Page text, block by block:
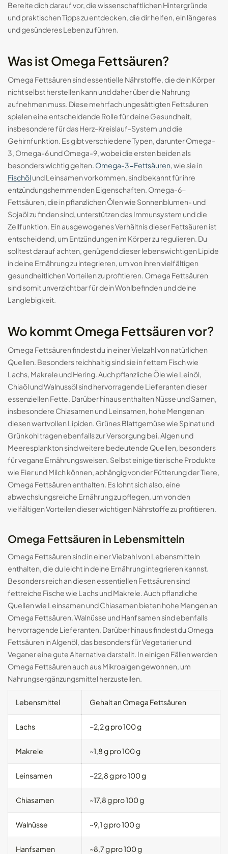
DE
Smart-Ringe: Die Zukunft des
tragbaren...
Bereite dich darauf vor, die wissenschaftlichen Hintergründe
und praktischen Tipps zu entdecken, die dir helfen, ein längeres
und gesünderes Leben zu führen.
Was ist Omega Fettsäuren?
Omega Fettsäuren sind essentielle Nährstoffe, die dein Körper
nicht selbst herstellen kann und daher über die Nahrung
aufnehmen muss. Diese mehrfach ungesättigten Fettsäuren
spielen eine entscheidende Rolle für deine Gesundheit,
insbesondere für das Herz-Kreislauf-System und die
Gehirnfunktion. Es gibt verschiedene Typen, darunter Omega-
3, Omega-6 und Omega-9, wobei die ersten beiden als
besonders wichtig gelten. Omega-3-Fettsäuren, wie sie in
Fischölund Leinsamen vorkommen, sind bekannt für ihre
entzündungshemmenden Eigenschaften. Omega-6-
Fettsäuren, die in pflanzlichen Ölen wie Sonnenblumen- und
Sojaöl zu finden sind, unterstützen das Immunsystem und die
Zellfunktion. Ein ausgewogenes Verhältnis dieser Fettsäuren ist
entscheidend, um Entzündungen im Körper zu regulieren. Du
solltest darauf achten, genügend dieser lebenswichtigen Lipide
in deine Ernährung zu integrieren, um von ihren vielfältigen
gesundheitlichen Vorteilen zu profitieren. Omega Fettsäuren
sind somit unverzichtbar für dein Wohlbefinden und deine
Langlebigkeit.
Wo kommt Omega Fettsäuren vor?
Omega Fettsäuren findest du in einer Vielzahl von natürlichen
Quellen. Besonders reichhaltig sind sie in fettem Fisch wie
Lachs, Makrele und Hering. Auch pflanzliche Öle wie Leinöl,
Chiaöl und Walnussöl sind hervorragende Lieferanten dieser
essenziellen Fette. Darüber hinaus enthalten Nüsse und Samen,
insbesondere Chiasamen und Leinsamen, hohe Mengen an
diesen wertvollen Lipiden. Grünes Blattgemüse wie Spinat und
Grünkohl tragen ebenfalls zur Versorgung bei. Algen und
Meeresplankton sind weitere bedeutende Quellen, besonders
für vegane Ernährungsweisen. Selbst einige tierische Produkte
wie Eier und Milch können, abhängig von der Fütterung der Tiere,
Omega Fettsäuren enthalten. Es lohnt sich also, eine
abwechslungsreiche Ernährung zu pflegen, um von den
vielfältigen Vorteilen dieser wichtigen Nährstoffe zu profitieren.
Omega Fettsäuren in Lebensmitteln
Omega Fettsäuren sind in einer Vielzahl von Lebensmitteln
enthalten, die du leicht in deine Ernährung integrieren kannst.
Besonders reich an diesen essentiellen Fettsäuren sind
fettreiche Fische wie Lachs und Makrele. Auch pflanzliche
Quellen wie Leinsamen und Chiasamen bieten hohe Mengen an
Omega Fettsäuren. Walnüsse und Hanfsamen sind ebenfalls
hervorragende Lieferanten. Darüber hinaus findest du Omega
Fettsäuren in Algenöl, das besonders für Vegetarier und
Veganer eine gute Alternative darstellt. In einigen Fällen werden
Omega Fettsäuren auch aus Mikroalgen gewonnen, um
Nahrungsergänzungsmittel herzustellen.
Lebensmittel Gehalt an Omega Fettsäuren
Lachs ~2,2 g pro 100 g
Makrele ~1,8 g pro 100 g
Leinsamen ~22,8 g pro 100 g
Chiasamen ~17,8 g pro 100 g
Walnüsse ~9,1 g pro 100 g
Hanfsamen ~8,7 g pro 100 g